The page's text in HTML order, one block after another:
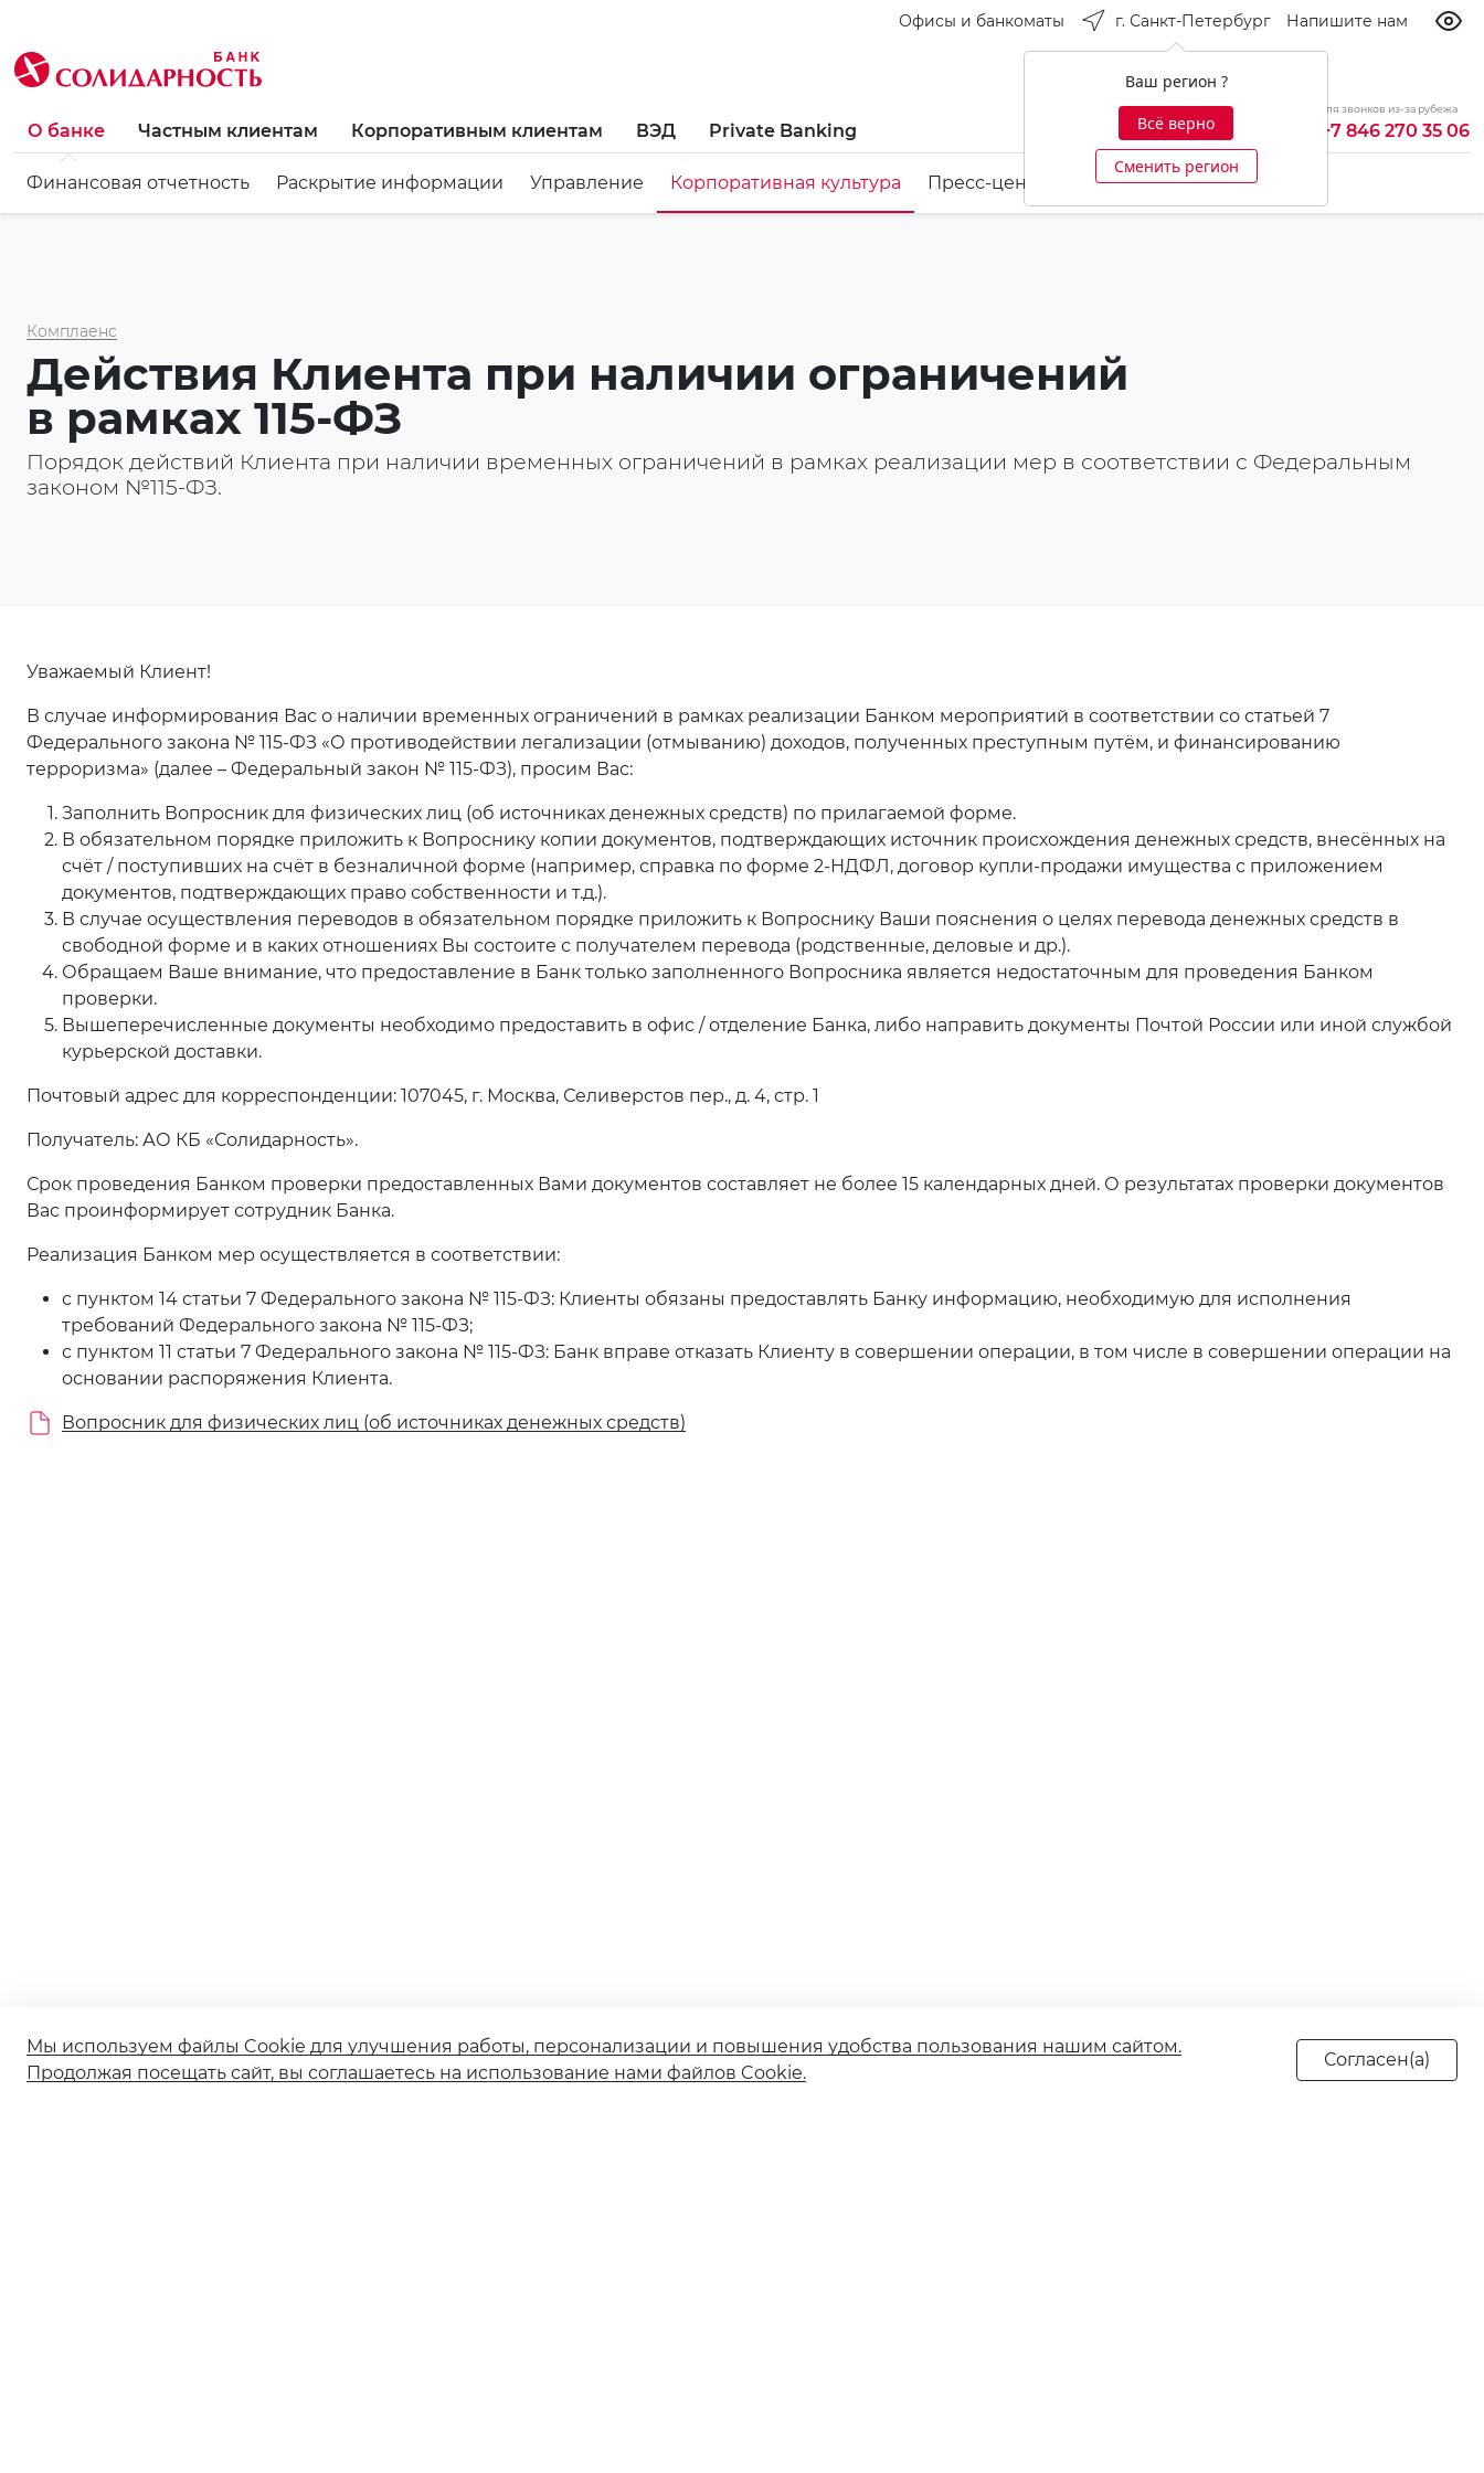
Офисы и банкоматы г. Санкт-Петербург Напишите нам
О банке Частным клиентам Корпоративным клиентам ВЭД Private Banking
бесплатно из России
8 800 700 92 20
для звонков из-за рубежа
+7 846 270 35 06
Финансовая отчетность Раскрытие информации Управление Корпоративная культура Пресс-центр Ещё
Комплаенс
Действия Клиента при наличии ограничений
в рамках 115-ФЗ
Порядок действий Клиента при наличии временных ограничений в рамках реализации мер в соответствии с Федеральным
законом №115-ФЗ.
Уважаемый Клиент!
В случае информирования Вас о наличии временных ограничений в рамках реализации Банком мероприятий в соответствии со статьей 7
Федерального закона № 115-ФЗ «О противодействии легализации (отмыванию) доходов, полученных преступным путём, и финансированию
терроризма» (далее – Федеральный закон № 115-ФЗ), просим Вас:
Заполнить Вопросник для физических лиц (об источниках денежных средств) по прилагаемой форме.
В обязательном порядке приложить к Вопроснику копии документов, подтверждающих источник происхождения денежных средств, внесённых на
счёт / поступивших на счёт в безналичной форме (например, справка по форме 2-НДФЛ, договор купли-продажи имущества с приложением
документов, подтверждающих право собственности и т.д.).
В случае осуществления переводов в обязательном порядке приложить к Вопроснику Ваши пояснения о целях перевода денежных средств в
свободной форме и в каких отношениях Вы состоите с получателем перевода (родственные, деловые и др.).
Обращаем Ваше внимание, что предоставление в Банк только заполненного Вопросника является недостаточным для проведения Банком
проверки.
Вышеперечисленные документы необходимо предоставить в офис / отделение Банка, либо направить документы Почтой России или иной службой
курьерской доставки.
Почтовый адрес для корреспонденции: 107045, г. Москва, Селиверстов пер., д. 4, стр. 1
Получатель: АО КБ «Солидарность».
Срок проведения Банком проверки предоставленных Вами документов составляет не более 15 календарных дней. О результатах проверки документов
Вас проинформирует сотрудник Банка.
Реализация Банком мер осуществляется в соответствии:
с пунктом 14 статьи 7 Федерального закона № 115-ФЗ: Клиенты обязаны предоставлять Банку информацию, необходимую для исполнения
требований Федерального закона № 115-ФЗ;
с пунктом 11 статьи 7 Федерального закона № 115-ФЗ: Банк вправе отказать Клиенту в совершении операции, в том числе в совершении операции на
основании распоряжения Клиента.
Вопросник для физических лиц (об источниках денежных средств)
Мы используем файлы Cookie для улучшения работы, персонализации и повышения удобства пользования нашим сайтом.
Продолжая посещать сайт, вы соглашаетесь на использование нами файлов Cookie.
Ваш регион ?
Всё верно
Сменить регион